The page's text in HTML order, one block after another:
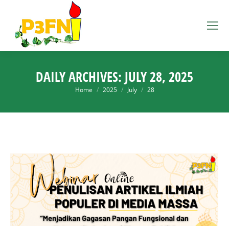
DAILY ARCHIVES: JULY 28, 2025
You are here:
Home 2025 July 28